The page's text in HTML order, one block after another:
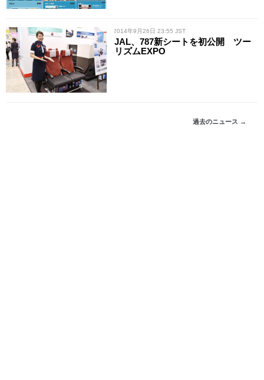
/ 2014年9月26日 23:55 JST
JAL、787新シートを初公開 ツー
リズムEXPO
過去のニュース →